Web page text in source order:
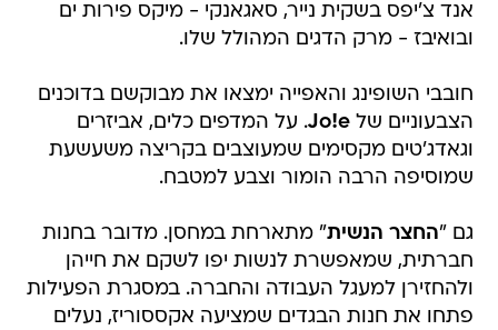
אנד צ'יפס בשקית נייר, סאגאנקי - מיקס פירות ים
ובואיבז - מרק הדגים המהולל שלו.
חובבי השופינג והאפייה ימצאו את מבוקשם בדוכנים
הצבעוניים שלJo!e. על המדפים כלים, אביזרים
וגאדג'טים מקסימים שמעוצבים בקריצה משעשעת
שמוסיפה הרבה הומור וצבע למטבח.
גם "החצר הנשית" מתארחת במחסן. מדובר בחנות
חברתית, שמאפשרת לנשות יפו לשקם את חייהן
ולהחזירן למעגל העבודה והחברה. במסגרת הפעילות
פתחו את חנות הבגדים שמציעה אקססוריז, נעלים